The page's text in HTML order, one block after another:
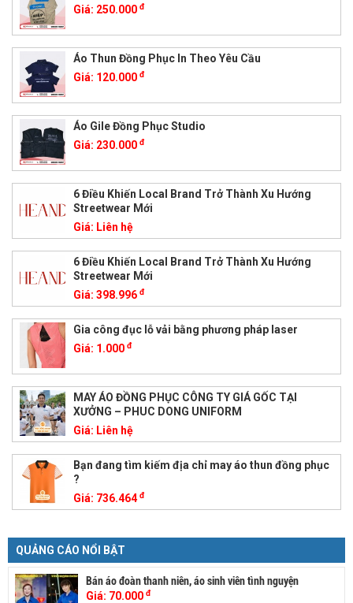
Giá: 250.000 đ
Áo Thun Đồng Phục In Theo Yêu Cầu
Giá: 120.000 đ
Áo Gile Đồng Phục Studio
Giá: 230.000 đ
6 Điều Khiến Local Brand Trở Thành Xu Hướng
Streetwear Mới
Giá: Liên hệ
6 Điều Khiến Local Brand Trở Thành Xu Hướng
Streetwear Mới
Giá: 398.996 đ
Gia công đục lỗ vải bằng phương pháp laser
Giá: 1.000 đ
MAY ÁO ĐỒNG PHỤC CÔNG TY GIÁ GỐC TẠI
XƯỞNG – PHUC DONG UNIFORM
Giá: Liên hệ
Bạn đang tìm kiếm địa chỉ may áo thun đồng phục
?
Giá: 736.464đ
QUẢNG CÁO NỔI BẬT
Bán áo đoàn thanh niên, áo sinh viên tình nguyện
Giá: 70.000 đ